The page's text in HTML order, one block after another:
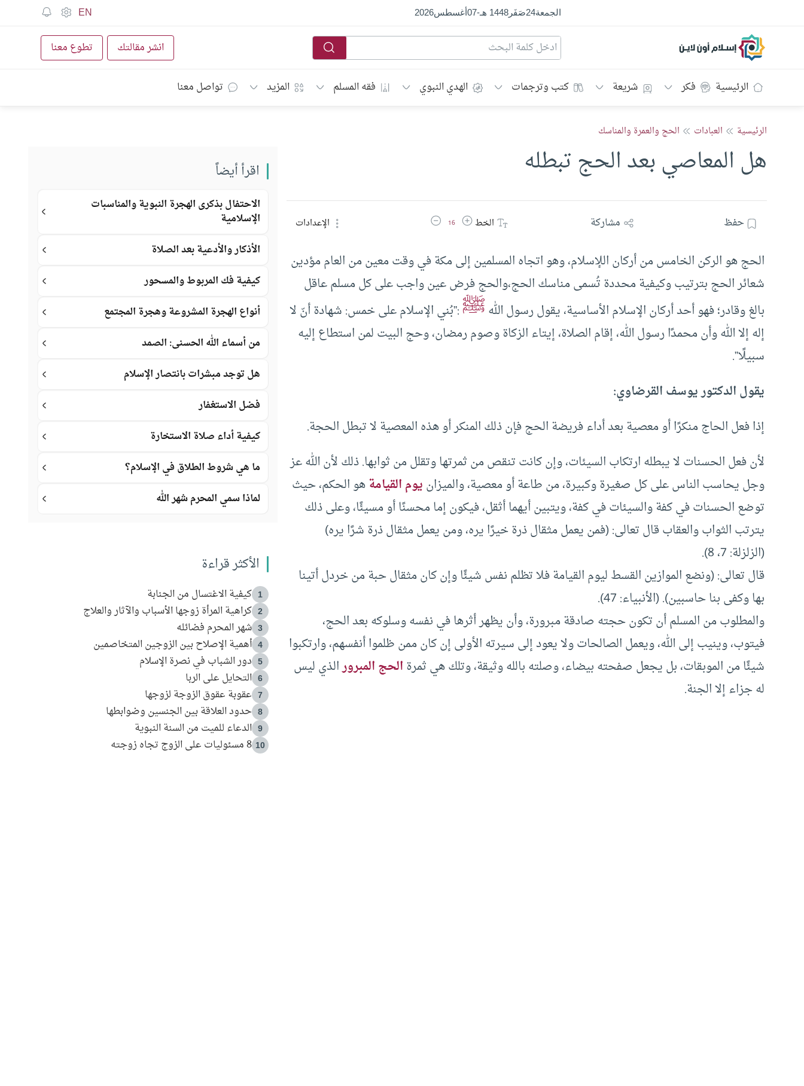
الجمعة24صَفَر1448 هـ -
07أغسطس2026
EN
إسلام أون لاين انشر مقالتك تطوع معنا
الرئيسية فكر شريعة كتب وترجمات الهدي النبوي فقه المسلم المزيد تواصل معنا
الرئيسية العبادات الحج والعمرة والمناسك
هل المعاصي بعد الحج تبطله
حفظ مشاركة الخطزيادة حجم الخط
16 تقليل حجم الخط الإعدادات
الحج هو الركن الخامس من أركان اللإسلام، وهو اتجاه المسلمين إلى مكة في وقت معين من العام مؤدين
شعائر الحج بترتيب وكيفية محددة تُسمى مناسك الحج،والحج فرض عين واجب على كل مسلم عاقل
بالغ وقادر؛ فهو أحد أركان الإسلام الأساسية، يقول رسول اللهﷺ:”بُني الإسلام على خمس: شهادة أنّ لا
إله إلا الله وأن محمدًا رسول الله، إقام الصلاة، إيتاء الزكاة وصوم رمضان، وحج البيت لمن استطاع إليه
سبيلًا”.
يقول الدكتور يوسف القرضاوي:
إذا فعل الحاج منكرًا أو معصية بعد أداء فريضة الحج فإن ذلك المنكر أو هذه المعصية لا تبطل الحجة.
لأن فعل الحسنات لا يبطله ارتكاب السيئات، وإن كانت تنقص من ثمرتها وتقلل من ثوابها. ذلك لأن الله عز
وجل يحاسب الناس على كل صغيرة وكبيرة، من طاعة أو معصية، والميزانيوم القيامةهو الحكم، حيث
توضع الحسنات في كفة والسيئات في كفة، ويتبين أيهما أثقل، فيكون إما محسنًا أو مسيئًا، وعلى ذلك
يترتب الثواب والعقاب قال تعالى: (فمن يعمل مثقال ذرة خيرًا يره، ومن يعمل مثقال ذرة شرًا يره)
(الزلزلة: 7، 8).
قال تعالى: (ونضع الموازين القسط ليوم القيامة فلا تظلم نفس شيئًا وإن كان مثقال حبة من خردل أتينا
بها وكفى بنا حاسبين). (الأنبياء: 47).
والمطلوب من المسلم أن تكون حجته صادقة مبرورة، وأن يظهر أثرها في نفسه وسلوكه بعد الحج،
فيتوب، وينيب إلى الله، ويعمل الصالحات ولا يعود إلى سيرته الأولى إن كان ممن ظلموا أنفسهم، وارتكبوا
شيئًا من الموبقات، بل يجعل صفحته بيضاء، وصلته بالله وثيقة، وتلك هي ثمرةالحج المبرورالذي ليس
له جزاء إلا الجنة.
اقرأ أيضاً
الاحتفال بذكرى الهجرة النبوية والمناسبات
الإسلامية
الأذكار والأدعية بعد الصلاة
كيفية فك المربوط والمسحور
أنواع الهجرة المشروعة وهجرة المجتمع
من أسماء الله الحسنى: الصمد
هل توجد مبشرات بانتصار الإسلام
فضل الاستغفار
كيفية أداء صلاة الاستخارة
ما هي شروط الطلاق في الإسلام؟
لماذا سمي المحرم شهر الله
الأكثر قراءة
1 كيفية الاغتسال من الجنابة
2 كراهية المرأة زوجها الأسباب والآثار والعلاج
3 شهر المحرم فضائله
4 أهمية الإصلاح بين الزوجين المتخاصمين
5 دور الشباب في نصرة الإسلام
6 التحايل على الربا
7 عقوبة عقوق الزوجة لزوجها
8 حدود العلاقة بين الجنسين وضوابطها
9 الدعاء للميت من السنة النبوية
10 8 مسئوليات على الزوج تجاه زوجته